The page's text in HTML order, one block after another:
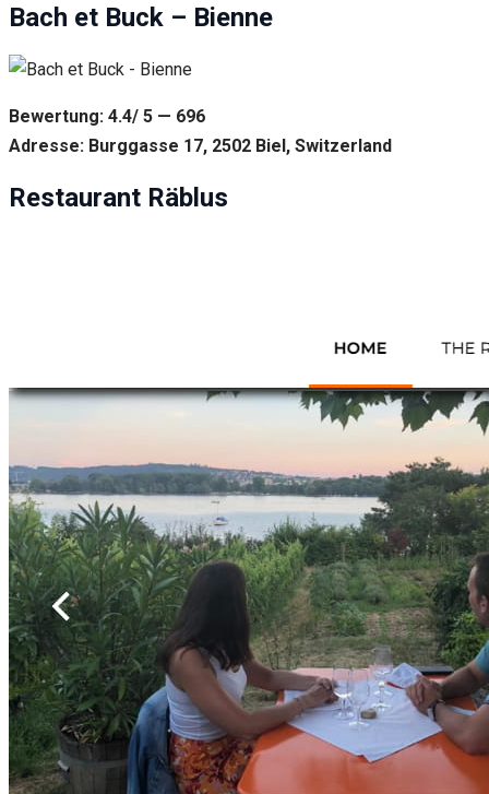
Bach et Buck – Bienne
Bewertung: 4.4/ 5 — 696
Adresse: Burggasse 17, 2502 Biel, Switzerland
Restaurant Räblus